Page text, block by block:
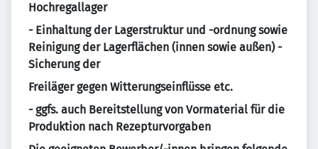
Hochregallager
- Einhaltung der Lagerstruktur und -ordnung sowie
Reinigung der Lagerflächen (innen sowie außen) -
Sicherung der
Freiläger gegen Witterungseinflüsse etc.
- ggfs. auch Bereitstellung von Vormaterial für die
Produktion nach Rezepturvorgaben